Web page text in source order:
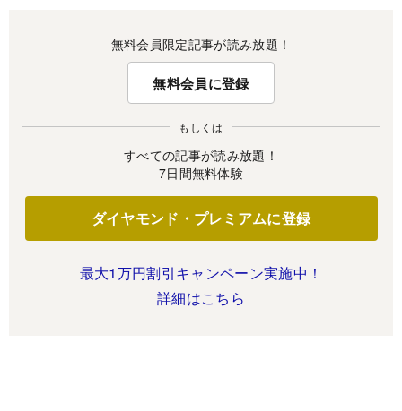
無料会員限定記事が読み放題！
無料会員に登録
もしくは
すべての記事が読み放題！
7日間無料体験
ダイヤモンド・プレミアムに登録
最大1万円割引キャンペーン実施中！
詳細はこちら